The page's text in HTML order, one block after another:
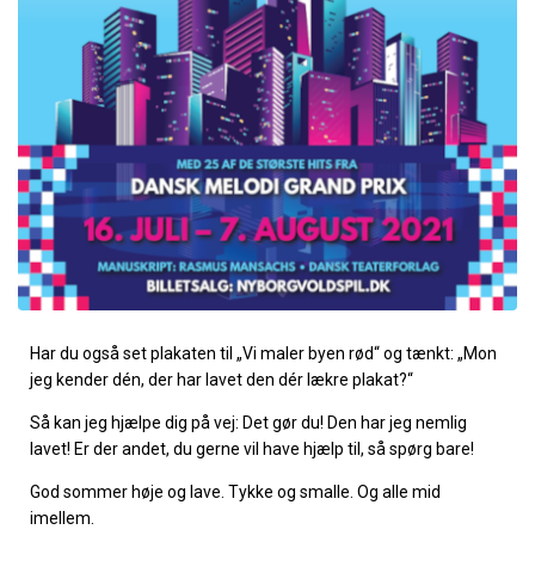
Har du også set plakaten til „Vi maler byen rød“ og tænkt: „Mon
jeg kender dén, der har lavet den dér lækre plakat?“
Så kan jeg hjælpe dig på vej: Det gør du! Den har jeg nemlig
lavet! Er der andet, du gerne vil have hjælp til, så spørg bare!
God sommer høje og lave. Tykke og smalle. Og alle mid
imellem.